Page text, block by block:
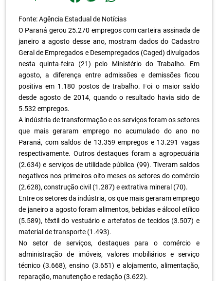
Fonte: Agência Estadual de Notícias
O Paraná gerou 25.270 empregos com carteira assinada de
janeiro a agosto desse ano, mostram dados do Cadastro
Geral de Empregados e Desempregados (Caged) divulgados
nesta quinta-feira (21) pelo Ministério do Trabalho. Em
agosto, a diferença entre admissões e demissões ficou
positiva em 1.180 postos de trabalho. Foi o maior saldo
desde agosto de 2014, quando o resultado havia sido de
5.532 empregos.
A indústria de transformação e os serviços foram os setores
que mais geraram emprego no acumulado do ano no
Paraná, com saldos de 13.359 empregos e 13.291 vagas
respectivamente. Outros destaques foram a agropecuária
(2.634) e serviços de utilidade pública (99). Tiveram saldos
negativos nos primeiros oito meses os setores do comércio
(2.628), construção civil (1.287) e extrativa mineral (70).
Entre os setores da indústria, os que mais geraram emprego
de janeiro a agosto foram alimentos, bebidas e álcool etílico
(5.589), têxtil do vestuário e artefatos de tecidos (3.507) e
material de transporte (1.493).
No setor de serviços, destaques para o comércio e
administração de imóveis, valores mobiliários e serviço
técnico (3.668), ensino (3.651) e alojamento, alimentação,
reparação, manutenção e redação (3.622).